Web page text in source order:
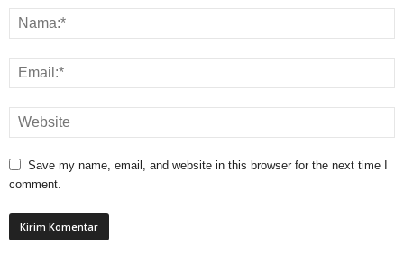
Save my name, email, and website in this browser for the next time I
comment.